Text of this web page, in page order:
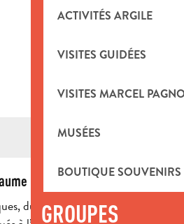
ACTIVITÉS ARGILE
VISITES GUIDÉES
VISITES MARCEL
MUSÉES
BOUTIQUE
GROUPES
du Grand Caunet et de la